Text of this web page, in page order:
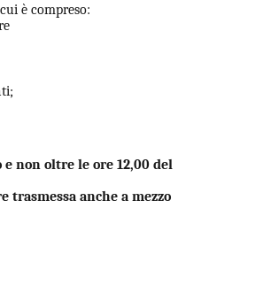
è compreso:
e non oltre le ore 12,00 del
trasmessa anche a mezzo